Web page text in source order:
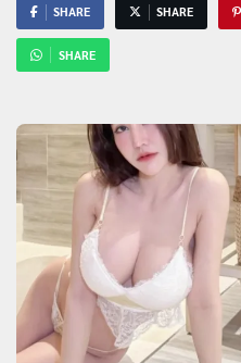
SHARE SHARE
SHARE